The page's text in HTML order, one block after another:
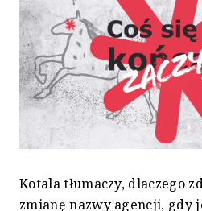
Kotala tłumaczy, dlaczego
zmianę nazwy agencji, gdy